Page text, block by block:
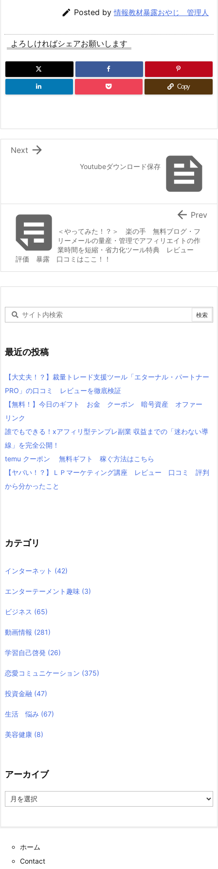
 Posted by情報教材暴露おやじ 管理人
よろしければシェアお願いします
Copy

Youtubeダウンロード保存

Next

＜やってみた！？＞ 楽の手 無料ブログ・フ
リーメールの量産・管理でアフィリエイトの作
業時間を短縮・省力化ツール特典 レビュー
評価 暴露 口コミはここ！！
 Prev
最近の投稿
【大丈夫！？】裁量トレード支援ツール「エターナル・パートナー
PRO」の口コミ レビューを徹底検証
【無料！】今日のギフト お金 クーポン 暗号資産 オファー
リンク
誰でもできる！xアフィリ型テンプレ副業 収益までの「迷わない導
線」を完全公開！
temu クーポン 無料ギフト 稼ぐ方法はこちら
【ヤバい！？】ＬＰマーケティング講座 レビュー 口コミ 評判
から分かったこと
カテゴリ
インターネット (42)
エンターテーメント趣味 (3)
ビジネス (65)
動画情報 (281)
学習自己啓発 (26)
恋愛コミュニケーション (375)
投資金融 (47)
生活 悩み (67)
美容健康 (8)
アーカイブ
ー
ホーム
Contact